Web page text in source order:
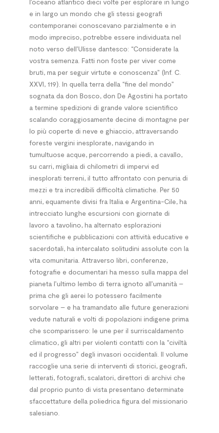
l’oceano atlantico dieci volte per esplorare in lungo
e in largo un mondo che gli stessi geografi
contemporanei conoscevano parzialmente e in
modo impreciso, potrebbe essere individuata nel
noto verso dell’Ulisse dantesco: “Considerate la
vostra semenza. Fatti non foste per viver come
bruti, ma per seguir virtute e conoscenza” (Inf. C.
XXVI, 119). In quella terra della “fine del mondo”
sognata da don Bosco, don De Agostini ha portato
a termine spedizioni di grande valore scientifico
scalando coraggiosamente decine di montagne per
lo più coperte di neve e ghiaccio, attraversando
foreste vergini inesplorate, navigando in
tumultuose acque, percorrendo a piedi, a cavallo,
su carri, migliaia di chilometri di impervi ed
inesplorati terreni, il tutto affrontato con penuria di
mezzi e tra incredibili difficoltà climatiche. Per 50
anni, equamente divisi fra Italia e Argentina-Cile, ha
intrecciato lunghe escursioni con giornate di
lavoro a tavolino, ha alternato esplorazioni
scientifiche e pubblicazioni con attività educative e
sacerdotali, ha intercalato solitudini assolute con la
vita comunitaria. Attraverso libri, conferenze,
fotografie e documentari ha messo sulla mappa del
pianeta l’ultimo lembo di terra ignoto all’umanità –
prima che gli aerei lo potessero facilmente
sorvolare – e ha tramandato alle future generazioni
vedute naturali e volti di popolazioni indigene prima
che scomparissero: le une per il surriscaldamento
climatico, gli altri per violenti contatti con la “civiltà
ed il progresso” degli invasori occidentali. Il volume
raccoglie una serie di interventi di storici, geografi,
letterati, fotografi, scalatori, direttori di archivi che
dal proprio punto di vista presentano determinate
sfaccettature della poliedrica figura del missionario
salesiano.